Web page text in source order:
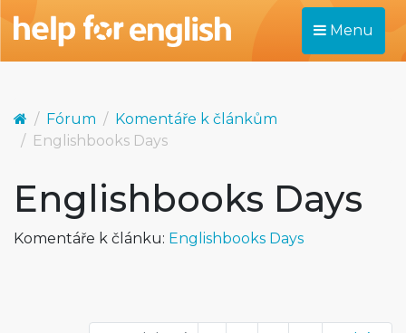
Menu
Fórum
Komentáře k článkům
Englishbooks Days
Englishbooks Days
Komentáře k článku: Englishbooks Days